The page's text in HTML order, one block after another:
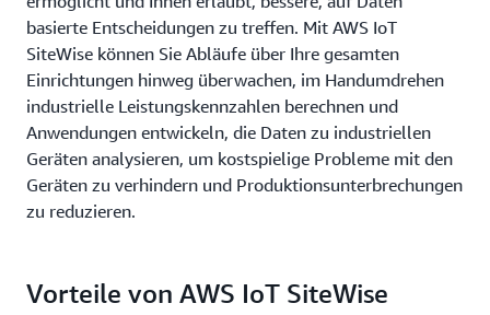
basierte Entscheidungen zu treffen. Mit AWS IoT
SiteWise können Sie Abläufe über Ihre gesamten
Einrichtungen hinweg überwachen, im Handumdrehen
industrielle Leistungskennzahlen berechnen und
Anwendungen entwickeln, die Daten zu industriellen
Geräten analysieren, um kostspielige Probleme mit den
Geräten zu verhindern und Produktionsunterbrechungen
zu reduzieren.
Vorteile von AWS IoT SiteWise